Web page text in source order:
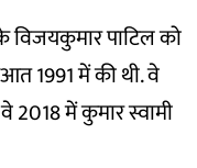
विजयकुमार पाटिल को
1991 में की थी. वे
2018 में कुमार स्वामी